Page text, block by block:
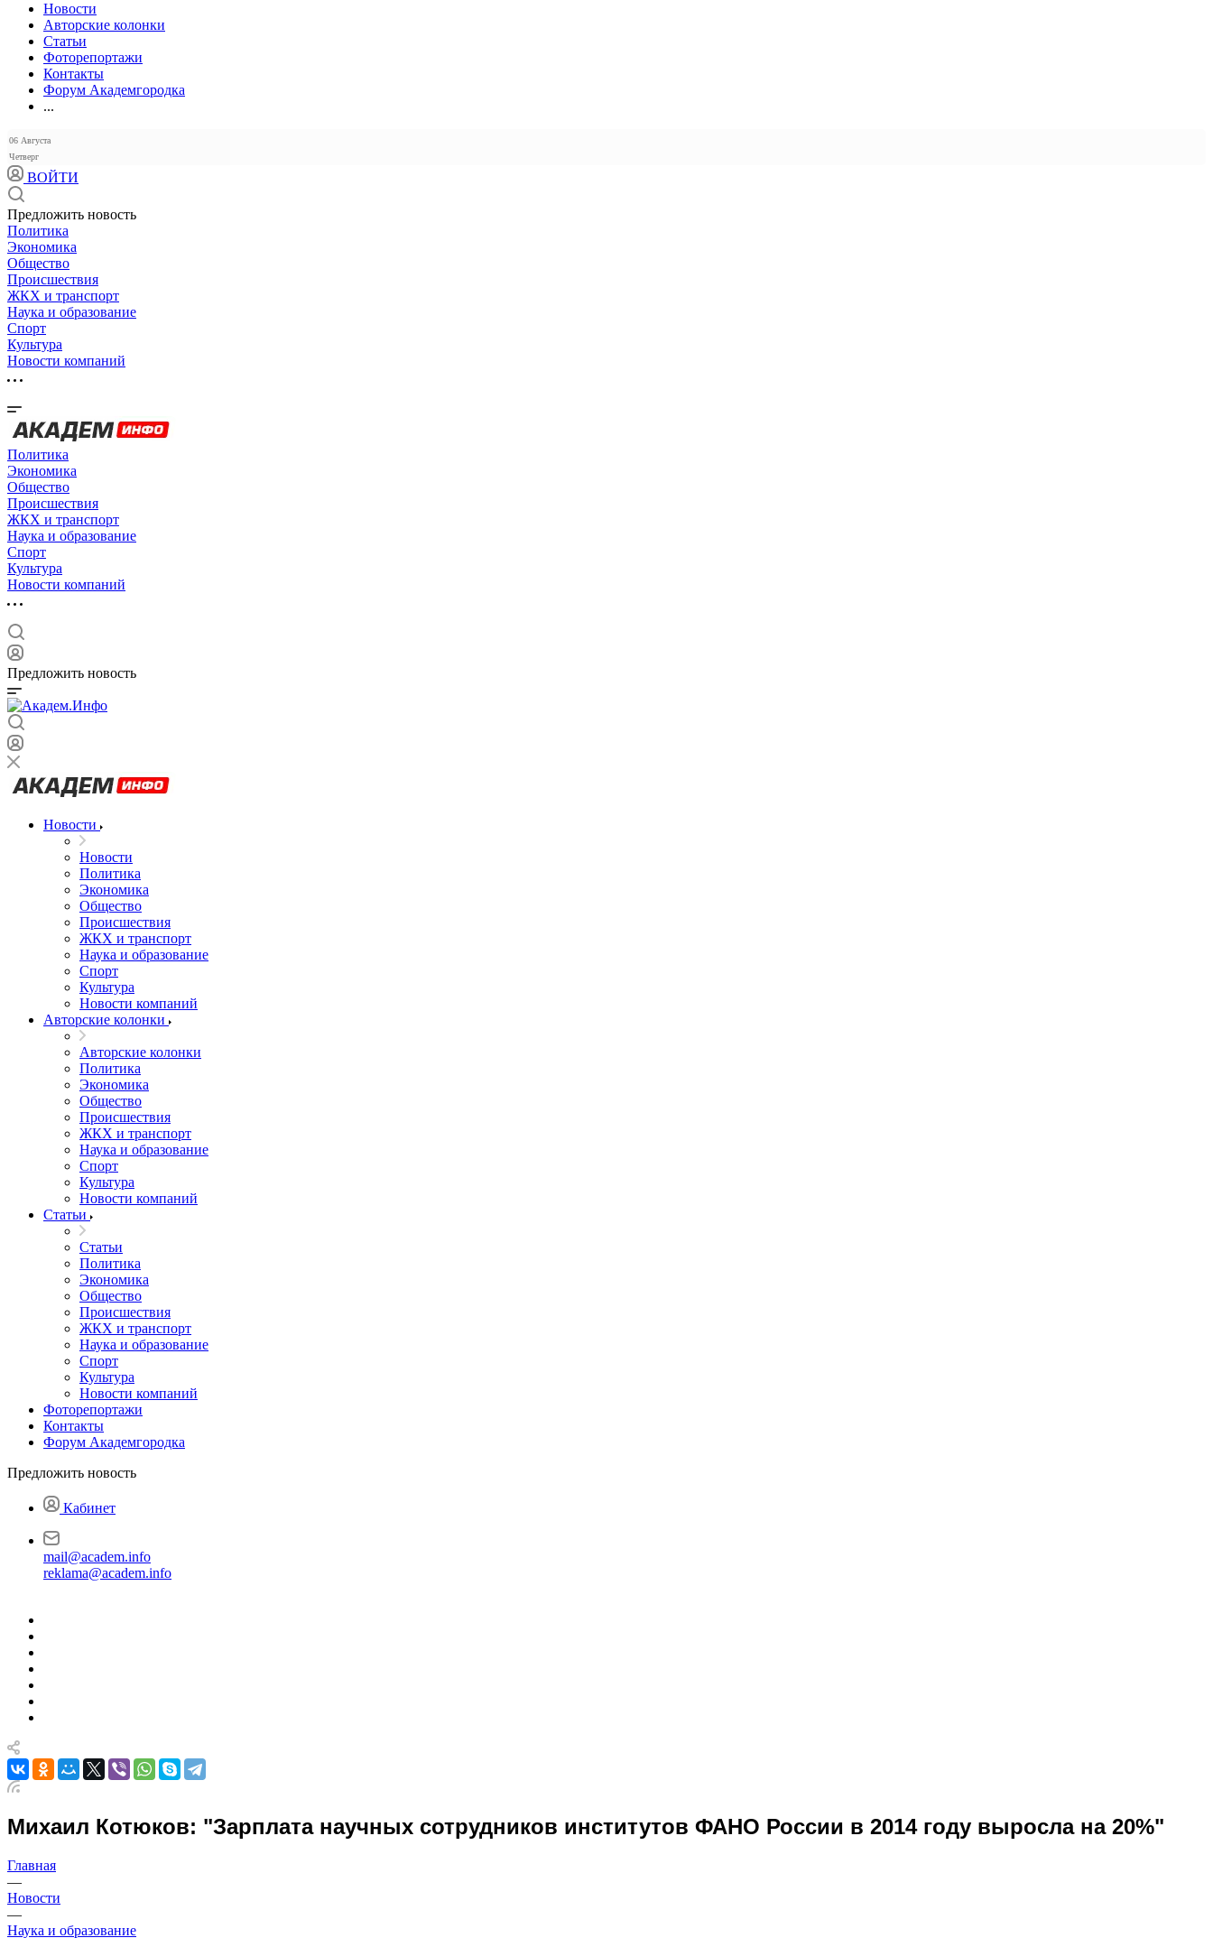
Новости
Авторские колонки
Статьи
Фоторепортажи
Контакты
Форум Академгородка
...
06 Августа
Четверг
ВОЙТИ
Предложить новость
Политика
Экономика
Общество
Происшествия
ЖКХ и транспорт
Наука и образование
Спорт
Культура
Новости компаний
Политика
Экономика
Общество
Происшествия
ЖКХ и транспорт
Наука и образование
Спорт
Культура
Новости компаний
Предложить новость
Новости
Новости
Политика
Экономика
Общество
Происшествия
ЖКХ и транспорт
Наука и образование
Спорт
Культура
Новости компаний
Авторские колонки
Авторские колонки
Политика
Экономика
Общество
Происшествия
ЖКХ и транспорт
Наука и образование
Спорт
Культура
Новости компаний
Статьи
Статьи
Политика
Экономика
Общество
Происшествия
ЖКХ и транспорт
Наука и образование
Спорт
Культура
Новости компаний
Фоторепортажи
Контакты
Форум Академгородка
Предложить новость
Кабинет
mail@academ.info
reklama@academ.info
Михаил Котюков: "Зарплата научных сотрудников институтов ФАНО России в 2014 году выросла на 20%"
Главная
—
Новости
—
Наука и образование